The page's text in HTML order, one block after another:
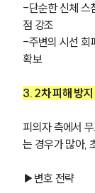
-단순한 신체 스
점 강조
-주변의 시선 회
확보
3. 2차 피해 방지
피의자 측에서
는 경우가 많아,
▶변호 전략